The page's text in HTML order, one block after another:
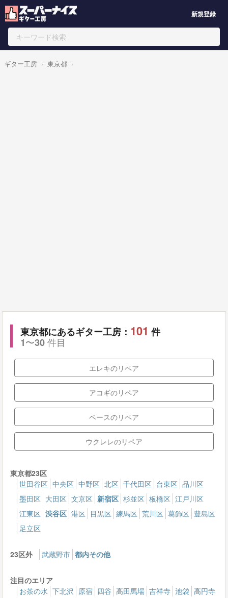
新規登録
ギター工房 東京都
東京都にあるギター工房： 101 件
1〜30件目
エレキのリペア
アコギのリペア
ベースのリペア
ウクレレのリペア
東京都23区
世田谷区 中央区 中野区 北区 千代田区 台東区 品川区
墨田区 大田区 文京区 新宿区 杉並区 板橋区 江戸川区
江東区 渋谷区 港区 目黒区 練馬区 荒川区 葛飾区 豊島区
足立区
23区外 武蔵野市 都内その他
注目のエリア
お茶の水 下北沢 原宿 四谷 高田馬場 吉祥寺 池袋 高円寺